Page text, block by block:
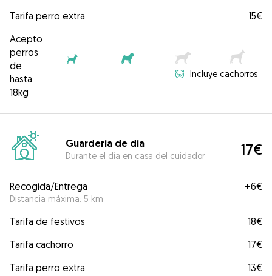
Tarifa perro extra
15€
Acepto
perros
de
hasta
18kg
Incluye cachorros
Guardería de día
Durante el día en casa del cuidador 17€
Recogida/Entrega
Distancia máxima: 5 km
+6€
Tarifa de festivos
18€
Tarifa cachorro
17€
Tarifa perro extra
13€